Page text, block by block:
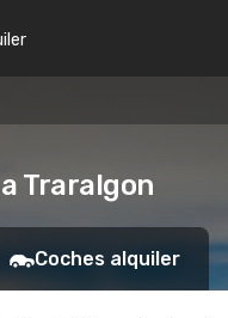
Traralgon
Coches alquiler